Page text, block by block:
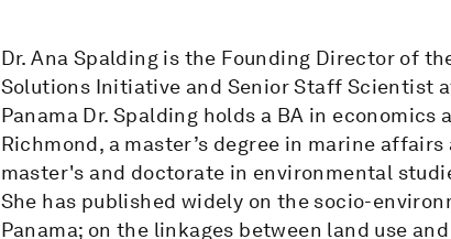
Dr. Ana Spalding is the Founding Director of
Solutions Initiative and Senior Staff Scientist
Panama Dr. Spalding holds a BA in
Richmond, a master’s degree in marine
master's and doctorate in environmental
She has published widely on the socio-
Panama; on the linkages between land use